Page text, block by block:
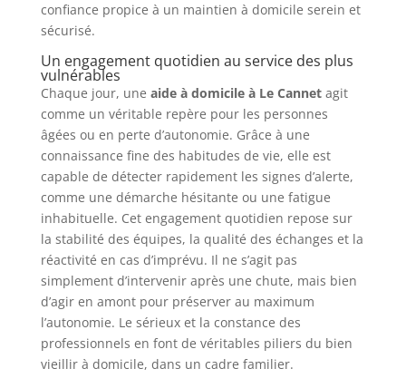
confiance propice à un maintien à domicile serein et
sécurisé.
Un engagement quotidien au service des plus
vulnérables
Chaque jour, une aide à domicile à Le Cannetagit
comme un véritable repère pour les personnes
âgées ou en perte d’autonomie. Grâce à une
connaissance fine des habitudes de vie, elle est
capable de détecter rapidement les signes d’alerte,
comme une démarche hésitante ou une fatigue
inhabituelle. Cet engagement quotidien repose sur
la stabilité des équipes, la qualité des échanges et la
réactivité en cas d’imprévu. Il ne s’agit pas
simplement d’intervenir après une chute, mais bien
d’agir en amont pour préserver au maximum
l’autonomie. Le sérieux et la constance des
professionnels en font de véritables piliers du bien
vieillir à domicile, dans un cadre familier.